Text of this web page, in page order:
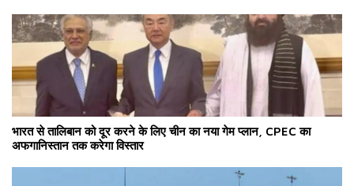
भारत से तालिबान को दूर करने के लिए चीन का नया गेम प्लान, CPEC का
अफगानिस्तान तक करेगा विस्तार